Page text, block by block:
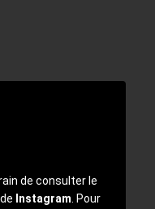
de consulter le
Instagram . Pour